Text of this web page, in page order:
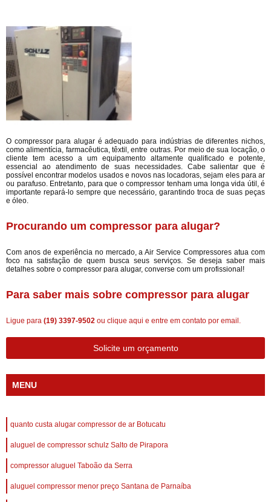
O compressor para alugar é adequado para indústrias de diferentes nichos,
como alimentícia, farmacêutica, têxtil, entre outras. Por meio de sua locação, o
cliente tem acesso a um equipamento altamente qualificado e potente,
essencial ao atendimento de suas necessidades. Cabe salientar que é
possível encontrar modelos usados e novos nas locadoras, sejam eles para ar
ou parafuso. Entretanto, para que o compressor tenham uma longa vida útil, é
importante repará-lo sempre que necessário, garantindo troca de suas peças
e óleo.
Procurando um compressor para alugar?
Com anos de experiência no mercado, a Air Service Compressores atua com
foco na satisfação de quem busca seus serviços. Se deseja saber mais
detalhes sobre o compressor para alugar, converse com um profissional!
Para saber mais sobre compressor para alugar
Ligue para (19) 3397-9502 ou clique aqui e entre em contato por email.
Solicite um orçamento
MENU
quanto custa alugar compressor de ar Botucatu
aluguel de compressor schulz Salto de Pirapora
compressor aluguel Taboão da Serra
aluguel compressor menor preço Santana de Parnaíba